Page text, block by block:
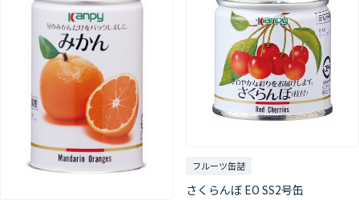
フルーツ缶詰
さくらんぼ EO SS2号缶